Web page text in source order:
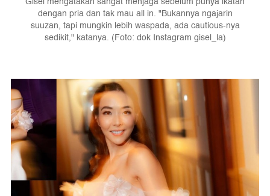
dengan pria dan tak mau all in. "Bukannya ngajarin
suuzan, tapi mungkin lebih waspada, ada cautious-nya
sedikit," katanya. (Foto: dok Instagram gisel_la)